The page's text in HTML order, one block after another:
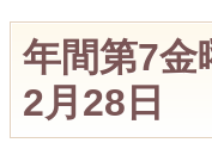
年間第7金
2月28日